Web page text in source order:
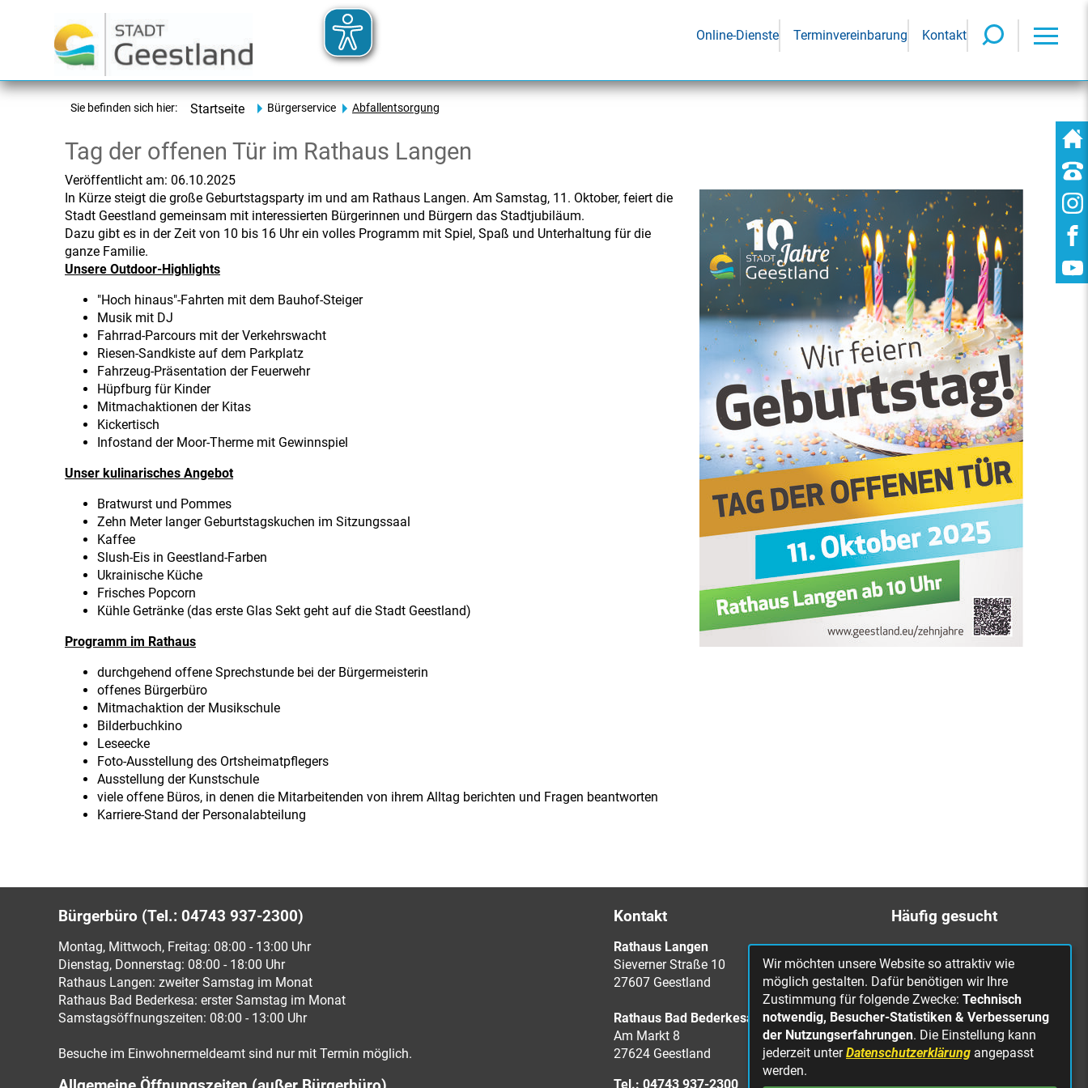
Online-Dienste Terminvereinbarung Kontakt
Sie befinden sich hier: Startseite Bürgerservice Abfallentsorgung
Tag der offenen Tür im Rathaus Langen
Veröffentlicht am: 06.10.2025
In Kürze steigt die große Geburtstagsparty im und am Rathaus Langen. Am Samstag, 11. Oktober, feiert die
Stadt Geestland gemeinsam mit interessierten Bürgerinnen und Bürgern das Stadtjubiläum.
Dazu gibt es in der Zeit von 10 bis 16 Uhr ein volles Programm mit Spiel, Spaß und Unterhaltung für die
ganze Familie.
Unsere Outdoor-Highlights
"Hoch hinaus"-Fahrten mit dem Bauhof-Steiger
Musik mit DJ
Fahrrad-Parcours mit der Verkehrswacht
Riesen-Sandkiste auf dem Parkplatz
Fahrzeug-Präsentation der Feuerwehr
Hüpfburg für Kinder
Mitmachaktionen der Kitas
Kickertisch
Infostand der Moor-Therme mit Gewinnspiel
Unser kulinarisches Angebot
Bratwurst und Pommes
Zehn Meter langer Geburtstagskuchen im Sitzungssaal
Kaffee
Slush-Eis in Geestland-Farben
Ukrainische Küche
Frisches Popcorn
Kühle Getränke (das erste Glas Sekt geht auf die Stadt Geestland)
Programm im Rathaus
durchgehend offene Sprechstunde bei der Bürgermeisterin
offenes Bürgerbüro
Mitmachaktion der Musikschule
Bilderbuchkino
Leseecke
Foto-Ausstellung des Ortsheimatpflegers
Ausstellung der Kunstschule
viele offene Büros, in denen die Mitarbeitenden von ihrem Alltag berichten und Fragen beantworten
Karriere-Stand der Personalabteilung
Bürgerbüro (Tel.: 04743 937-2300)
Montag, Mittwoch, Freitag: 08:00 - 13:00 Uhr
Dienstag, Donnerstag: 08:00 - 18:00 Uhr
Rathaus Langen: zweiter Samstag im Monat
Rathaus Bad Bederkesa: erster Samstag im Monat
Samstagsöffnungszeiten: 08:00 - 13:00 Uhr
Besuche im Einwohnermeldeamt sind nur mit Termin möglich.
Kontakt
Rathaus Langen
Sieverner Straße 10
27607 Geestland
Rathaus Bad Bederkesa
Am Markt 8
27624 Geestland
Tel.: 04743 937-2300
Häufig gesucht
Bürgerbüro
Online Rathaus
Was erledige ich wo?
Stellenangebote
Mängelmeldung
Wir möchten unsere Website so attraktiv wie
möglich gestalten. Dafür benötigen wir Ihre
Zustimmung für folgende Zwecke: Technisch
notwendig, Besucher-Statistiken & Verbesserung
der Nutzungserfahrungen. Die Einstellung kann
jederzeit unterDatenschutzerklärung angepasst
werden.